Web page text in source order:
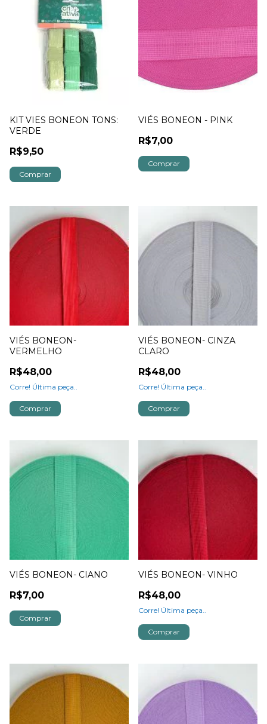
KIT VIES BONEON TONS:
VERDE
R$9,50
VIÉS BONEON - PINK
R$7,00
Comprar
VIÉS BONEON-
VERMELHO
R$48,00
Corre! Última peça..
Comprar
VIÉS BONEON- CINZA
CLARO
R$48,00
Corre! Última peça..
Comprar
VIÉS BONEON- CIANO
R$7,00
Comprar
VIÉS BONEON- VINHO
R$48,00
Corre! Última peça..
Comprar